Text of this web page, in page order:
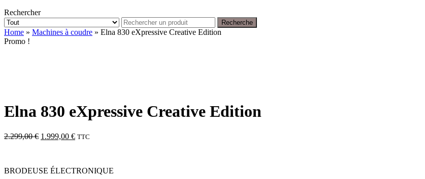
Rechercher
Recherche
Home » Machines à coudre » Elna 830 eXpressive Creative Edition
Promo !
Elna 830 eXpressive Creative Edition
2.299,00€ Le
2.299,00 €.
1.999,00 €Le
1.999,00 €.
TTC
BRODEUSE ÉLECTRONIQUE